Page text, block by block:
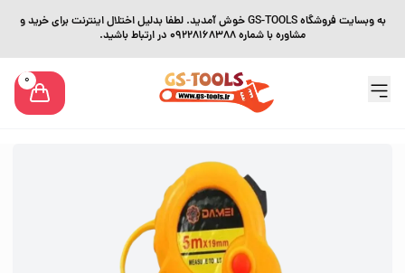
به وبسایت فروشگاه GS-TOOLS خوش آمدید. لطفا بدلیل اختلال اینترنت برای خرید و
مشاوره با شماره 09228168388 در ارتباط باشید.
0